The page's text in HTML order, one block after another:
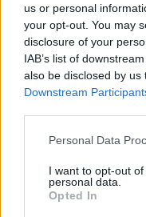
us or personal
your opt-out. You may
disclosure of your
IAB’s list of
also be disclosed by
Downstream
Personal Data
I want to opt-out
personal data.
Opted In
vállalatokra a
digitális
foglalkoznak,
és mobilfizetéssel
győztesei lehetnek
éppen arra
Akiknek nagyon fáj A